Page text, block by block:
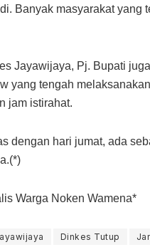
Banyak masyarakat yang
Jayawijaya, Pj. Bupati
yang tengah
jam istirahat.
dengan hari jumat, ada
Warga Noken Wamena*
Dinkes Tutup